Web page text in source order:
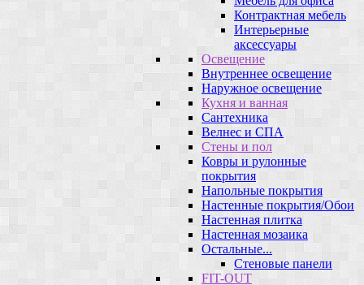
Контрактная мебель
Интерьерные
аксессуары
Освещение
Внутреннее освещение
Наружное освещение
Кухня и ванная
Сантехника
Велнес и СПА
Стены и пол
Ковры и рулонные
покрытия
Напольные покрытия
Настенные покрытия/Обои
Настенная плитка
Настенная мозаика
Остальные...
Стеновые панели
FIT-OUT